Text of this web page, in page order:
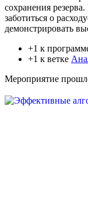
сохранения
заботиться о
демонстрировать
+1 к
+1 к ветке
Мероприятие